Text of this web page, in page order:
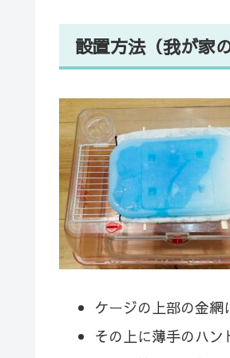
設置方法（我が家
ケージの上部の金
その上に薄手のハン